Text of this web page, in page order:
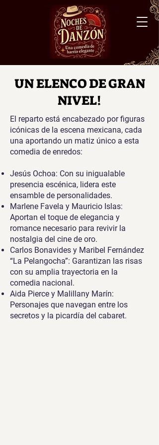
UN ELENCO DE GRAN
NIVEL!
El reparto está encabezado por figuras
icónicas de la escena mexicana, cada
una aportando un matiz único a esta
comedia de enredos:
Jesús Ochoa: Con su inigualable
presencia escénica, lidera este
ensamble de personalidades.
Marlene Favela y Mauricio Islas:
Aportan el toque de elegancia y
romance necesario para revivir la
nostalgia del cine de oro.
Carlos Bonavides y Maribel Fernández
“La Pelangocha”: Garantizan las risas
con su amplia trayectoria en la
comedia nacional.
Aida Pierce y Malillany Marín:
Personajes que navegan entre los
secretos y la picardía del cabaret.